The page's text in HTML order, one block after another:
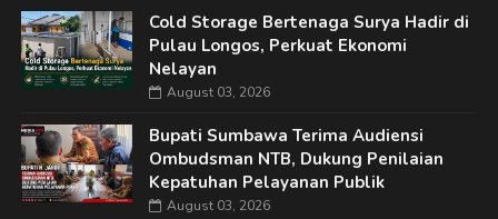
Cold Storage Bertenaga Surya Hadir di
Pulau Longos, Perkuat Ekonomi
Nelayan
August 03, 2026
Bupati Sumbawa Terima Audiensi
Ombudsman NTB, Dukung Penilaian
Kepatuhan Pelayanan Publik
August 03, 2026